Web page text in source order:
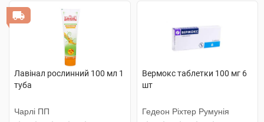
Лавінал рослинний 100 мл 1
туба
Чарлі ПП
Вермокс таблетки 100 мг 6
шт
Гедеон Ріхтер Румунія